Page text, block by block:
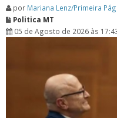
por Mariana Lenz/Primeira
Politica MT
05 de Agosto de 2026 às